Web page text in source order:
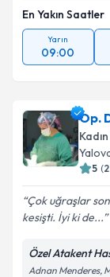
En Yakın Saatler
Yarın
09:00
Op.
5 (2
Çok uğraşlar
kesişti. İyi ki de...
Özel Atakent
Adnan Menderes,